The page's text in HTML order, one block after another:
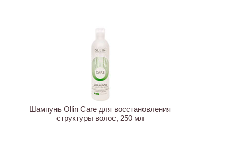
Шампунь Ollin Care для восстановления
структуры волос, 250 мл